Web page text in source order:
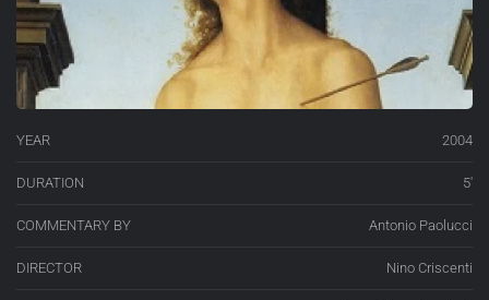
YEAR 2004
DURATION 5′
COMMENTARY BY Antonio Paolucci
DIRECTOR Nino Criscenti